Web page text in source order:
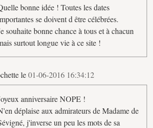
bonne idée ! Toutes les dates
se doivent d être célébrées.
souhaite bonne chance à tous et à chacun
surtout longue vie à ce site !
le01-06-2016 16:34:12
anniversaire NOPE !
déplaise aux admirateurs de Madame de
j'inverse un peu les mots de sa